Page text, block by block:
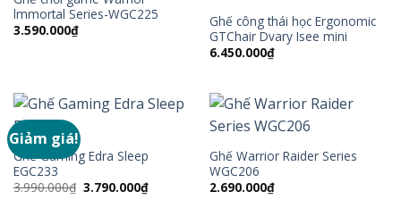
lmmortal Series-WGC225
3.590.000₫
Ghế công thái học Ergonomic
GTChair Dvary Isee mini
6.450.000₫
Giảm giá!
Ghế Gaming Edra Sleep
EGC233
3.990.000₫ Giá
gốc
3.790.000₫Giá
hiện
Ghế Warrior Raider Series
WGC206
2.690.000₫